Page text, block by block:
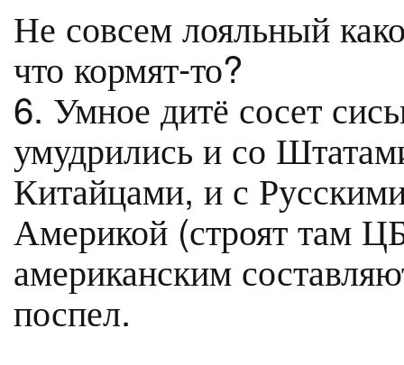
Не совсем лояльный
что кормят-то?
6. Умное дитё сосет
умудрились и со
Китайцами, и с
Америкой (строят там
американским
поспел.